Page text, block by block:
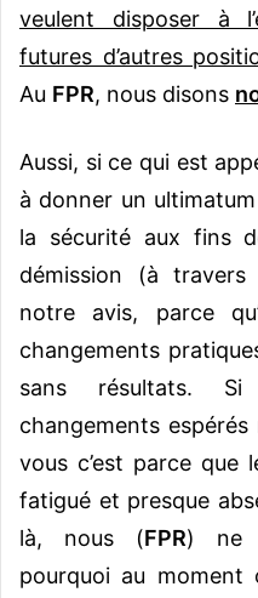
veulent disposer à
futures d’autres
Au FPR, nous disons
Aussi, si ce qui est
à donner un
la sécurité aux fins
démission (à travers
notre avis, parce
changements
sans résultats. Si
changements
vous c’est parce que
fatigué et presque
là, nous (FPR) ne
pourquoi au